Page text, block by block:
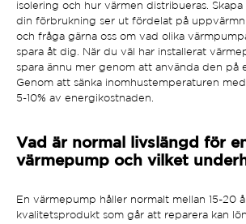
isolering och hur värmen distribueras.
din förbrukning ser ut fördelat på
och fråga gärna oss om vad olika
spara åt dig. När du väl har installerat
spara ännu mer genom att använda den på
Genom att sänka inomhustemperaturen
5-10% av energikostnaden.
Vad är normal livslängd för
värmepump och vilket
En värmepump håller normalt mellan 15-20
kvalitetsprodukt som går att reparera kan